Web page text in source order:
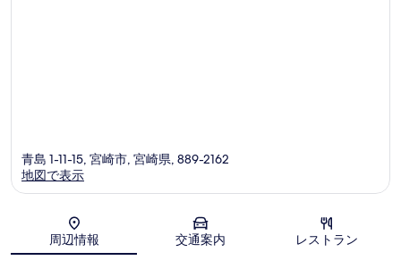
地図
青島 1-11-15, 宮崎市, 宮崎県, 889-2162
地図で表示
周辺情報 交通案内 レストラン